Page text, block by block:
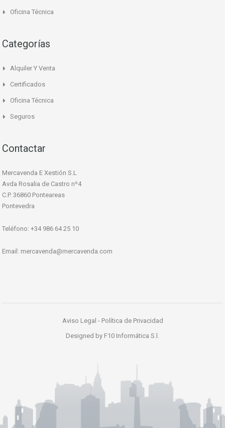
Oficina Técnica
Categorías
Alquiler Y Venta
Certificados
Oficina Técnica
Seguros
Contactar
Mercavenda E Xestión S.L
Avda Rosalia de Castro nº4
C.P. 36860 Ponteareas
Pontevedra
Teléfono: +34 986 64 25 10
Email: mercavenda@mercavenda.com
Aviso Legal - Política de Privacidad
Designed by F10 Informática S.l.